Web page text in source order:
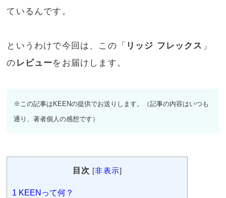
ているんです。
というわけで今回は、この「 リッジ フレックス 」
の レビューをお届けします。
※この記事はKEENの提供でお送りします。（記事の内容はいつも
通り、著者個人の感想です）
目次 [非表示]
1 KEENって何？